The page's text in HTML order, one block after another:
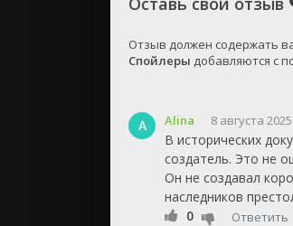
Спойлеры добавляются с
A Alina 8 августа
В исторических
создатель. Это не
Он не создавал
наследников
0
Ответить